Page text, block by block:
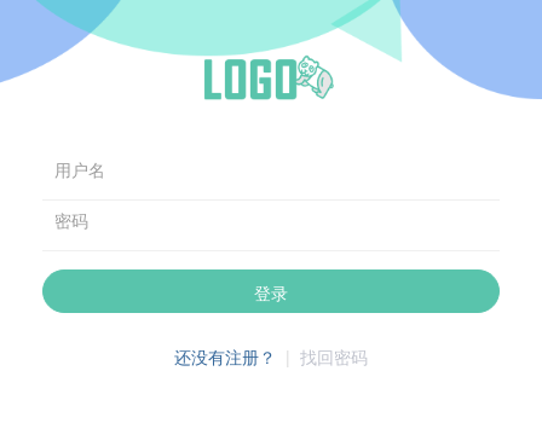
用户名
密码
登录
还没有注册？ | 找回密码